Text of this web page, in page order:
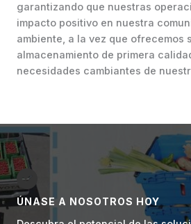
garantizando que nuestras
impacto positivo en nuestra
ambiente, a la vez que ofrecemos
almacenamiento de primera
necesidades cambiantes de
ÚNASE A NOSOTROS HOY